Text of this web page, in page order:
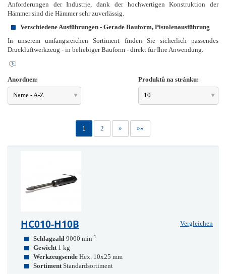
Anforderungen der Industrie, dank der hochwertigen Konstruktion der
Hämmer sind die Hämmer sehr zuverlässig.
Verschiedene Ausführungen - Gerade Bauform, Pistolenausführung
In unserem umfangsreichen Sortiment finden Sie sicherlich passendes
Druckluftwerkzeug - in beliebiger Bauform - direkt für Ihre Anwendung.
Anordnen:
Name - A-Z
Produktů na stránku:
10
1 2 » »»
HC010-H10B
Vergleichen
Schlagzahl 9000 min-1
Gewicht 1 kg
Werkzeugsende Hex. 10x25 mm
Sortiment Standardsortiment